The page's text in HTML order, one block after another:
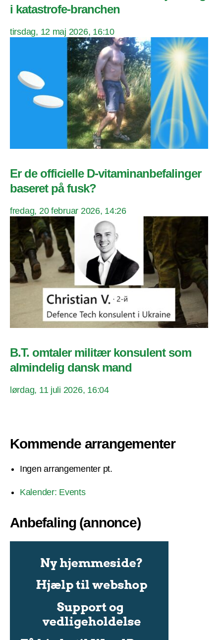
i katastrofe-branchen
tirsdag, 12 maj 2026, 16:10
Er de officielle D-vitaminanbefalinger
baseret på fusk?
fredag, 20 februar 2026, 14:26
B.T. omtaler militær konsulent som
almindelig dansk mand
lørdag, 11 juli 2026, 16:04
Kommende arrangementer
Ingen arrangementer pt.
Kalender: Events
Anbefaling (annonce)